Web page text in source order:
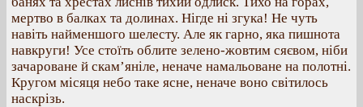
мертво в балках та долинах. Нігде ні згука! Не чуть
навіть найменшого шелесту. Але як гарно, яка пишнота
навкруги! Усе стоїть облите зелено-жовтим сяєвом, ніби
зачароване й скам’яніле, неначе намальоване на полотні.
Кругом місяця небо таке ясне, неначе воно світилось
наскрізь.